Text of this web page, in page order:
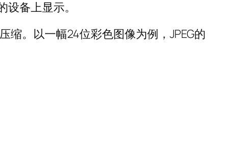
备上显示。
缩。以一幅24位彩色图像为例，JPEG的